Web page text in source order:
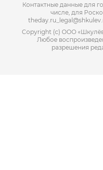
Контактные данные для
числе, для
Copyright (с) ООО
Любое
разрешения